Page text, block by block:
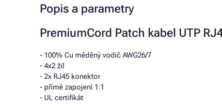
Popis a parametry
PremiumCord Patch kabel UTP
- 100% Cu měděný vodič AWG26/7
- 4x2 žil
- 2x RJ45 konektor
- přímé zapojení 1:1
- UL certifikát